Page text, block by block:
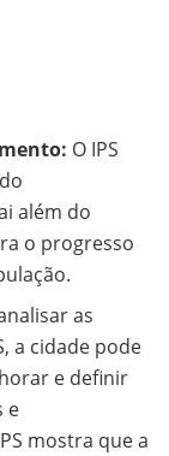
O IPS
além do
o progresso
as
a cidade pode
e definir
e
mostra que a